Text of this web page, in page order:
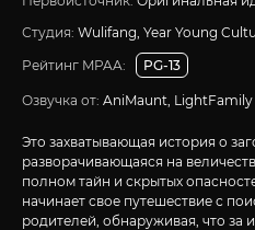
Студия: Wulifang, Year Young
Рейтинг MPAA:
PG-13
Озвучка от: AniMaunt, LightFamily
Это захватывающая история о
разворачивающаяся на
полном тайн и скрытых
начинает свое путешествие с
родителей, обнаруживая, что за